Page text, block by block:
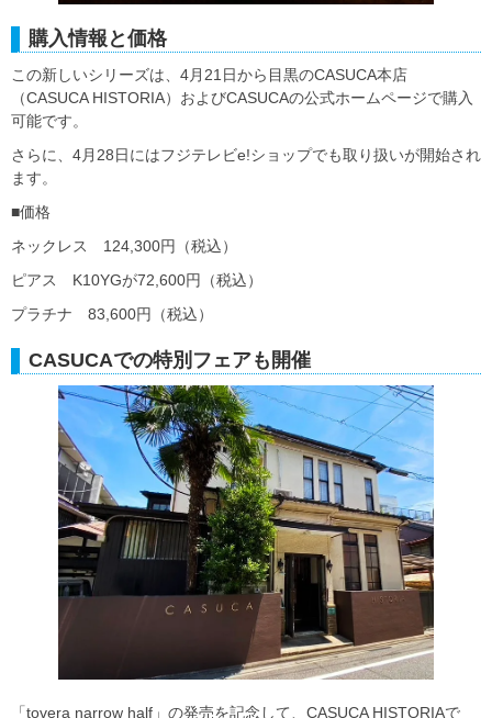
購入情報と価格
この新しいシリーズは、4月21日から目黒のCASUCA本店
（CASUCA HISTORIA）およびCASUCAの公式ホームページで購入
可能です。
さらに、4月28日にはフジテレビe!ショップでも取り扱いが開始され
ます。
■価格
ネックレス 124,300円（税込）
ピアス K10YGが72,600円（税込）
プラチナ 83,600円（税込）
CASUCAでの特別フェアも開催
「tovera narrow half」の発売を記念して、CASUCA HISTORIAで